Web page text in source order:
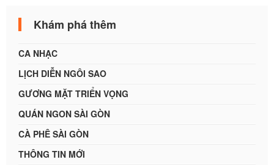
Khám phá thêm
CA NHẠC
LỊCH DIỄN NGÔI SAO
GƯƠNG MẶT TRIỂN VỌNG
QUÁN NGON SÀI GÒN
CÀ PHÊ SÀI GÒN
THÔNG TIN MỚI